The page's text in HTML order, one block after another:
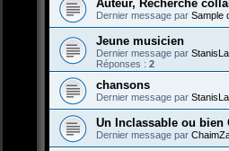
Auteur, Recherche
Dernier message par Sample
Jeune musicien
Dernier message par
Réponses : 2
chansons
Dernier message par
Un Inclassable ou bien
Dernier message par